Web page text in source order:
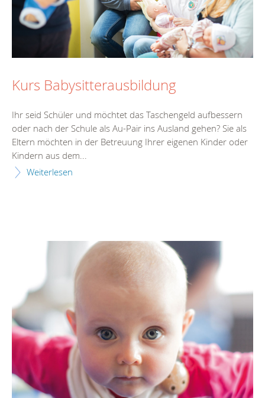
Kurs Babysitterausbildung
Ihr seid Schüler und möchtet das Taschengeld aufbessern
oder nach der Schule als Au-Pair ins Ausland gehen? Sie als
Eltern möchten in der Betreuung Ihrer eigenen Kinder oder
Kindern aus dem...
Weiterlesen